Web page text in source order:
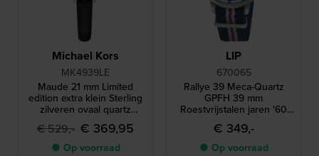
Michael Kors
MK4939LE
Maude 21 mm Limited
edition extra klein Sterling
zilveren ovaal quartz
horloge
€ 529,- € 369,95
● Op voorraad
LIP
670065
Rallye 39 Meca-Quartz
GPFH 39 mm
Roestvrijstalen jaren '60
design quartz race
chronograaf
€ 349,-
● Op voorraad